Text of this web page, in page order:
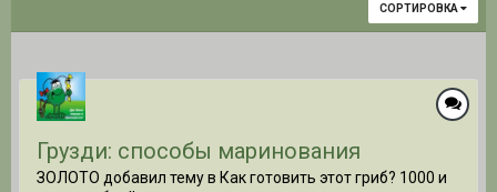
СОРТИРОВКА
Грузди: способы маринования
ЗОЛОТО добавил тему в Как готовить этот гриб? 1000 и